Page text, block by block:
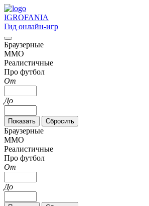
IGROFANIA
Гид онлайн-игр
Браузерные
MMO
Реалистичные
Про футбол
От
До
Браузерные
MMO
Реалистичные
Про футбол
От
До